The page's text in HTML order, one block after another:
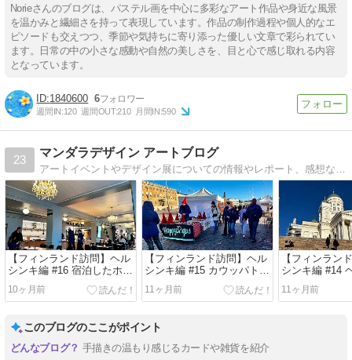
Norieさんのブログは、パステル画を中心に多彩なアート作品や身近な風景
を温かみと繊細さを持って表現しています。作品の制作過程や個人的なエ
ピソードも交えつつ、季節や気持ちに寄り添った優しい文章で彩られてい
ます。日常の中の小さな感動や自然の美しさを、目と心で感じ取れる内容
となっています。
1840600 6
週間IN:120 週間OUT:210 月間IN:590
23
マンダラデザイン アートブログ
アートイベントやデザイン展についての情報やレポート、感想など。「千年曼荼羅」を運営する東京在住ウェブデザイナーが書いています。
【フィンランド訪問】ヘル
シンキ編 #16 宿泊したホテ
ルアーサー（Hotel Arthur,
Helsinki）は歴史的建築物
10ヶ月前
【フィンランド訪問】ヘル
シンキ編 #15 カウッパトリ
市場（Kauppatori / Market
Square）でハンドメイド石
11ヶ月前
【フィンラン
シンキ編 #14
秀麗なシンボ
大聖堂（
11ヶ月前
このブログのここがポイント
手描きの温もり感じるカードや雑貨を紹介